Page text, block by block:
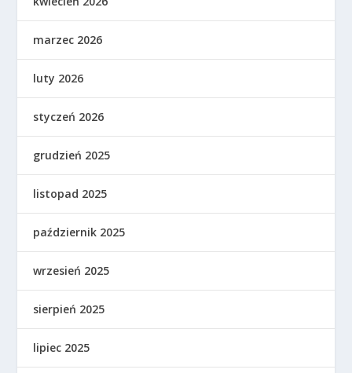
marzec 2026
luty 2026
styczeń 2026
grudzień 2025
listopad 2025
październik 2025
wrzesień 2025
sierpień 2025
lipiec 2025